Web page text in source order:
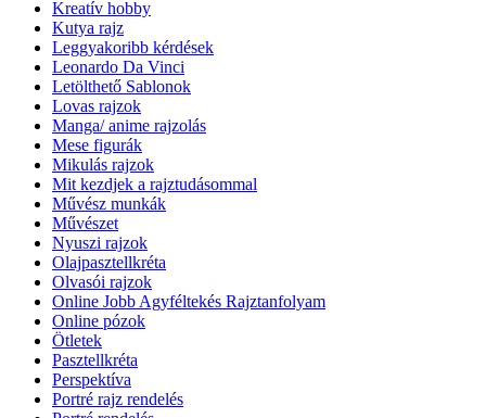
Kreatív hobby
Kutya rajz
Leggyakoribb kérdések
Leonardo Da Vinci
Letölthető Sablonok
Lovas rajzok
Manga/ anime rajzolás
Mese figurák
Mikulás rajzok
Mit kezdjek a rajztudásommal
Művész munkák
Művészet
Nyuszi rajzok
Olajpasztellkréta
Olvasói rajzok
Online Jobb Agyféltekés Rajztanfolyam
Online pózok
Ötletek
Pasztellkréta
Perspektíva
Portré rajz rendelés